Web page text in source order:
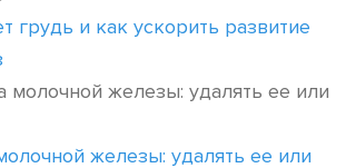
грудь и как ускорить развитие
железы: удалять ее или